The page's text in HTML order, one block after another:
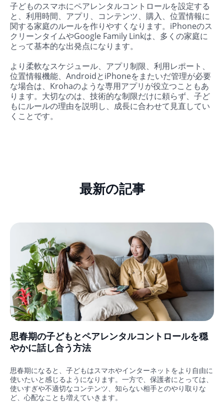
子どものスマホにペアレンタルコントロールを設定する
と、利用時間、アプリ、コンテンツ、購入、位置情報に
関する家庭のルールを作りやすくなります。iPhoneのス
クリーンタイムやGoogle Family Linkは、多くの家庭に
とって基本的な出発点になります。
より柔軟なスケジュール、アプリ制限、利用レポート、
位置情報機能、AndroidとiPhoneをまたいだ管理が必要
な場合は、Krohaのような専用アプリが役立つこともあ
ります。大切なのは、技術的な制限だけに頼らず、子ど
もにルールの理由を説明し、成長に合わせて見直してい
くことです。
最新の記事
思春期の子どもとペアレンタルコントロールを穏
やかに話し合う方法
思春期になると、子どもはスマホやインターネットをより自由に
使いたいと感じるようになります。一方で、保護者にとっては、
使いすぎや不適切なコンテンツ、知らない相手とのやり取りな
ど、心配なことも増えていきます。